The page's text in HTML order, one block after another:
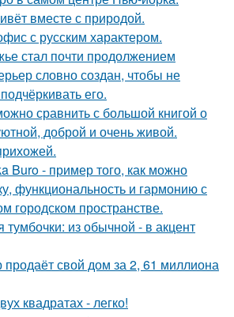
вместе с природой.
с русским характером.
стал почти продолжением
словно создан, чтобы не
его.
сравнить с большой книгой о
доброй и очень живой.
Buro - пример того, как можно
функциональность и гармонию с
городском пространстве.
из обычной - в акцент
свой дом за 2, 61 миллиона
квадратах - легко!